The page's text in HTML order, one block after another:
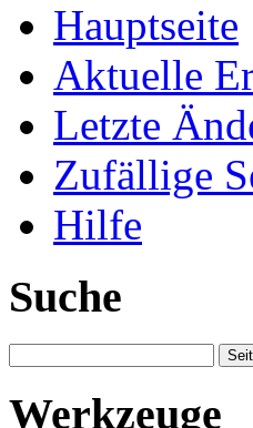
Hauptseite
Aktuelle
Letzte
Zufällige
Hilfe
Suche
Werkzeuge